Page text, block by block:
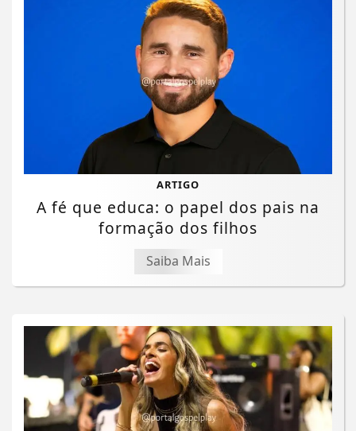
ARTIGO
A fé que educa: o papel dos pais na
formação dos filhos
Saiba Mais